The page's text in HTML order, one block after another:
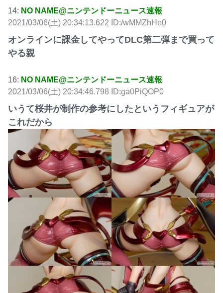
14: NO NAME@ニンテンドーニュース速報
2021/03/06(土) 20:34:13.622 ID:/wMMZhHe0
オンラインに課金してやってDLC第二弾まで買って
やる親
16: NO NAME@ニンテンドーニュース速報
2021/03/06(土) 20:34:46.798 ID:ga0PiQOP0
いうて桜井が制作の参考にしたというフィギュアが
これだから